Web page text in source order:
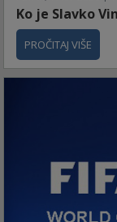
Ko je Slavko
PROČITAJ VIŠE